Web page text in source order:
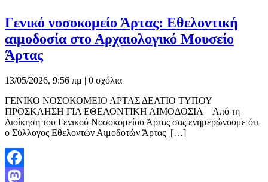
Γενικό νοσοκομείο Άρτας: Εθελοντική
αιμοδοσία στο Αρχαιολογικό Μουσείο
Άρτας
13/05/2026, 9:56 πμ | 0 σχόλια
ΓΕΝΙΚΟ ΝΟΣΟΚΟΜΕΙΟ ΑΡΤΑΣ ΔΕΛΤΙΟ ΤΥΠΟΥ
ΠΡΟΣΚΛΗΣΗ ΓΙΑ ΕΘΕΛΟΝΤΙΚΗ ΑΙΜΟΔΟΣΙΑ Από τη
Διοίκηση του Γενικού Νοσοκομείου Άρτας σας ενημερώνουμε ότι
ο Σύλλογος Εθελοντών Αιμοδοτών Άρτας […]
Facebook